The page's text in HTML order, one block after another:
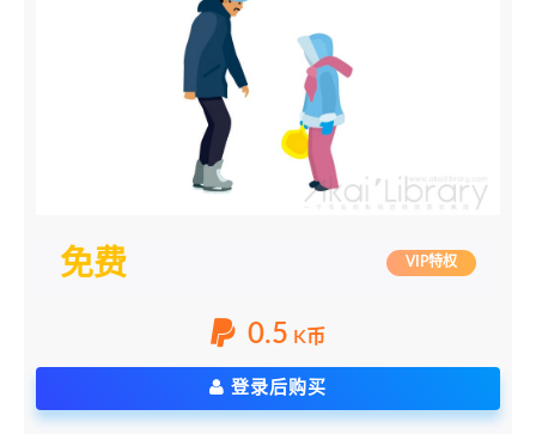
免费 VIP特权
0.5 K币
登录后购买